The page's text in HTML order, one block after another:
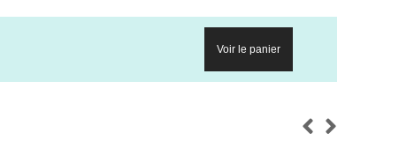
Voir le panier